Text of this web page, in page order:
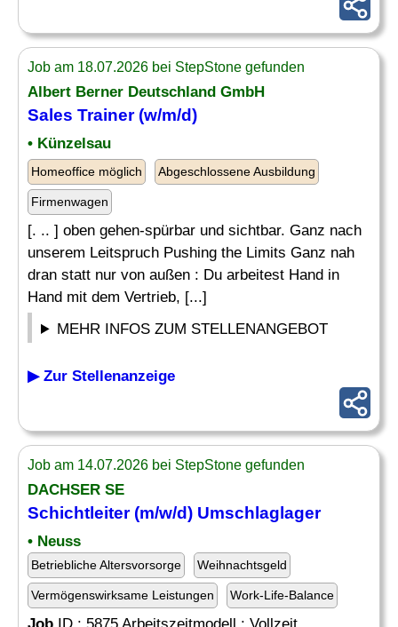
Job am 18.07.2026 bei StepStone gefunden
Albert Berner Deutschland GmbH
Sales Trainer (w/m/d)
• Künzelsau
Homeoffice möglich Abgeschlossene Ausbildung
Firmenwagen
[. .. ] oben gehen-spürbar und sichtbar. Ganz nach
unserem Leitspruch Pushing the Limits Ganz nah
dran statt nur von außen : Du arbeitest Hand in
Hand mit dem Vertrieb, [...]
MEHR INFOS ZUM STELLENANGEBOT
▶ Zur Stellenanzeige
Job am 14.07.2026 bei StepStone gefunden
DACHSER SE
Schichtleiter (m/w/d) Umschlaglager
• Neuss
Betriebliche Altersvorsorge Weihnachtsgeld
Vermögenswirksame Leistungen Work-Life-Balance